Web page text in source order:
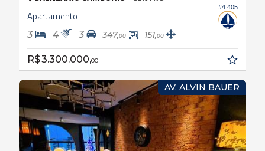
#4.405
Apartamento
3 4 3 347,00 151,00
R$ 3.300.000,00
AV. ALVIN BAUER